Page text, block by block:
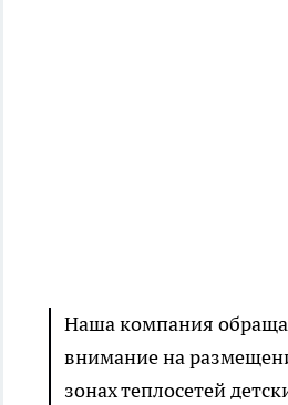
Наша компания
внимание на
зонах теплосетей